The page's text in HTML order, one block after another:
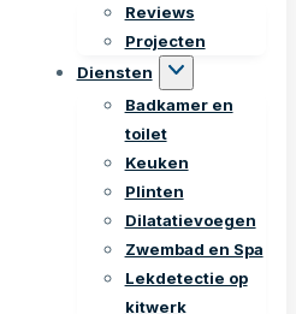
Reviews
Projecten
Diensten
Badkamer en
toilet
Keuken
Plinten
Dilatatievoegen
Zwembad en Spa
Lekdetectie op
kitwerk